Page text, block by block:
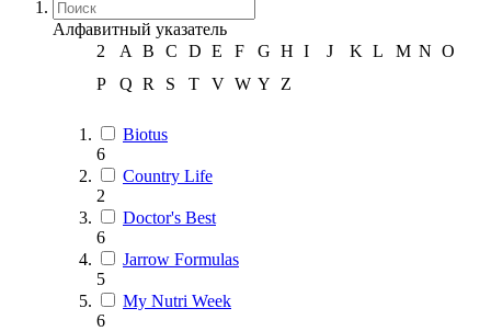
Алфавитный указатель
2
A B C D E F G H I J K L M N O
P
Q R S T V W Y Z
Biotus
6
Country Life
2
Doctor's Best
6
Jarrow Formulas
5
My Nutri Week
6